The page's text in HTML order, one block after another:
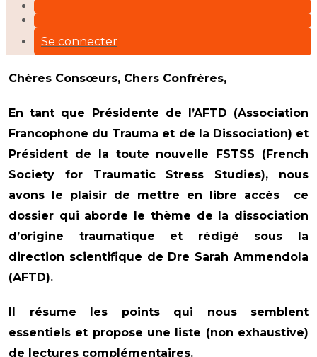
Se connecter
Chères Consœurs, Chers Confrères,
En tant que Présidente de l’AFTD (Association
Francophone du Trauma et de la Dissociation) et
Président de la toute nouvelle FSTSS (French
Society for Traumatic Stress Studies), nous
avons le plaisir de mettre en libre accès ce
dossier qui aborde le thème de la dissociation
d’origine traumatique et rédigé sous la
direction scientifique de Dre Sarah Ammendola
(AFTD).
Il résume les points qui nous semblent
essentiels et propose une liste (non exhaustive)
de lectures complémentaires.